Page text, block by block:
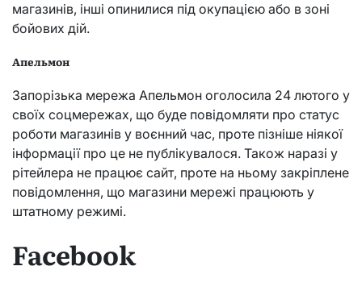
магазинів, інші опинилися під окупацією або в зоні
бойових дій.
Апельмон
Запорізька мережа Апельмон оголосила 24 лютого у
своїх соцмережах, що буде повідомляти про статус
роботи магазинів у воєнний час, проте пізніше ніякої
інформації про це не публікувалося. Також наразі у
рітейлера не працює сайт, проте на ньому закріплене
повідомлення, що магазини мережі працюють у
штатному режимі.
Facebook